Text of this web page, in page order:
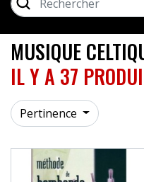
MUSIQUE
IL Y A 37
Pertinence